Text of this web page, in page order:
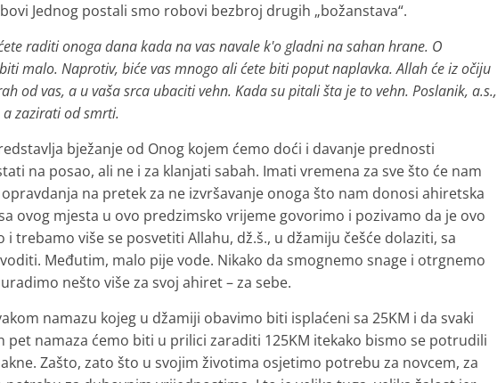
Jednog postali smo robovi bezbroj drugih „božanstava“.
raditi onoga dana kada na vas navale k'o gladni na sahan hrane. O
malo. Naprotiv, biće vas mnogo ali ćete biti poput naplavka. Allah će iz očiju
od vas, a u vaša srca ubaciti vehn. Kada su pitali šta je to vehn. Poslanik, a.s.,
zazirati od smrti.
bježanje od Onog kojem ćemo doći i davanje prednosti
na posao, ali ne i za klanjati sabah. Imati vremena za sve što će nam
na pretek za ne izvršavanje onoga što nam donosi ahiretska
ovog mjesta u ovo predzimsko vrijeme govorimo i pozivamo da je ovo
trebamo više se posvetiti Allahu, dž.š., u džamiju češće dolaziti, sa
Međutim, malo pije vode. Nikako da smognemo snage i otrgnemo
nešto više za svoj ahiret – za sebe.
namazu kojeg u džamiji obavimo biti isplaćeni sa 25KM i da svaki
pet namaza ćemo biti u prilici zaraditi 125KM itekako bismo se potrudili
Zašto, zato što u svojim životima osjetimo potrebu za novcem, za